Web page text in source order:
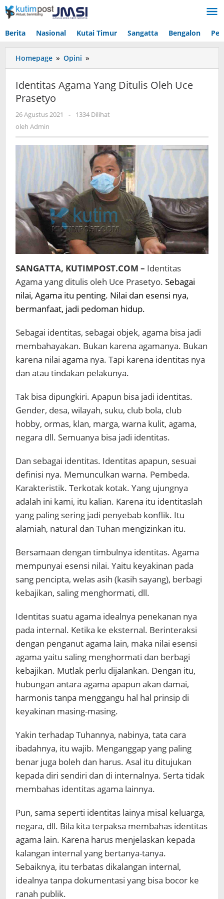
Lewati
ke
Berita Nasional Kutai Timur Sangatta Bengalon
Homepage » Opini »
Agama
Ditulis
Uce
Identitas Agama Yang Ditulis Oleh Uce
Prasetyo
26 Agustus 2021
oleh
-
1334 Dilihat
oleh Admin
SANGATTA, KUTIMPOST.COM – Identitas
Agama yang ditulis oleh Uce Prasetyo. Sebagai
nilai, Agama itu penting. Nilai dan esensi nya,
bermanfaat, jadi pedoman hidup.
Sebagai identitas, sebagai objek, agama bisa jadi
membahayakan. Bukan karena agamanya. Bukan
karena nilai agama nya. Tapi karena identitas nya
dan atau tindakan pelakunya.
Tak bisa dipungkiri. Apapun bisa jadi identitas.
Gender, desa, wilayah, suku, club bola, club
hobby, ormas, klan, marga, warna kulit, agama,
negara dll. Semuanya bisa jadi identitas.
Dan sebagai identitas. Identitas apapun, sesuai
definisi nya. Memunculkan warna. Pembeda.
Karakteristik. Terkotak kotak. Yang ujungnya
adalah ini kami, itu kalian. Karena itu identitaslah
yang paling sering jadi penyebab konflik. Itu
alamiah, natural dan Tuhan mengizinkan itu.
Bersamaan dengan timbulnya identitas. Agama
mempunyai esensi nilai. Yaitu keyakinan pada
sang pencipta, welas asih (kasih sayang), berbagi
kebajikan, saling menghormati, dll.
Identitas suatu agama idealnya penekanan nya
pada internal. Ketika ke eksternal. Berinteraksi
dengan penganut agama lain, maka nilai esensi
agama yaitu saling menghormati dan berbagi
kebajikan. Mutlak perlu dijalankan. Dengan itu,
hubungan antara agama apapun akan damai,
harmonis tanpa menggangu hal hal prinsip di
keyakinan masing-masing.
Yakin terhadap Tuhannya, nabinya, tata cara
ibadahnya, itu wajib. Menganggap yang paling
benar juga boleh dan harus. Asal itu ditujukan
kepada diri sendiri dan di internalnya. Serta tidak
membahas identitas agama lainnya.
Pun, sama seperti identitas lainya misal keluarga,
negara, dll. Bila kita terpaksa membahas identitas
agama lain. Karena harus menjelaskan kepada
kalangan internal yang bertanya-tanya.
Sebaiknya, itu terbatas dikalangan internal,
idealnya tanpa dokumentasi yang bisa bocor ke
ranah publik.